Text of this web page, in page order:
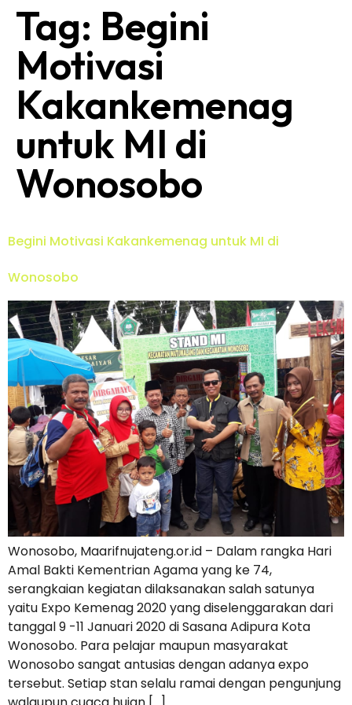
Tag: Begini
Motivasi
Kakankemenag
untuk MI di
Wonosobo
Begini Motivasi Kakankemenag untuk MI di
Wonosobo
Wonosobo, Maarifnujateng.or.id – Dalam rangka Hari
Amal Bakti Kementrian Agama yang ke 74,
serangkaian kegiatan dilaksanakan salah satunya
yaitu Expo Kemenag 2020 yang diselenggarakan dari
tanggal 9 -11 Januari 2020 di Sasana Adipura Kota
Wonosobo. Para pelajar maupun masyarakat
Wonosobo sangat antusias dengan adanya expo
tersebut. Setiap stan selalu ramai dengan pengunjung